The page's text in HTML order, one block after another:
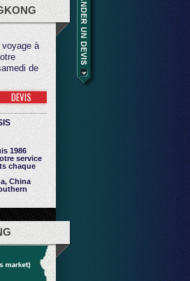
à
de
DEVIS
1986
service
chaque
China